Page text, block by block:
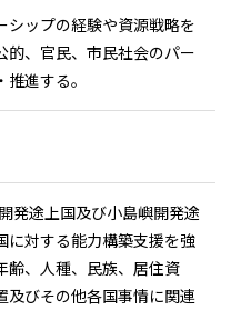
シップの経験や資源戦略を
的、官民、市民社会のパー
進する。
発途上国及び小島嶼開発途
に対する能力構築支援を強
齢、人種、民族、居住資
及びその他各国事情に関連